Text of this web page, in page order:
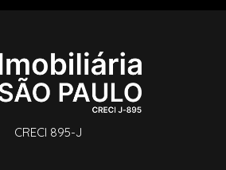
CRECI 895-J